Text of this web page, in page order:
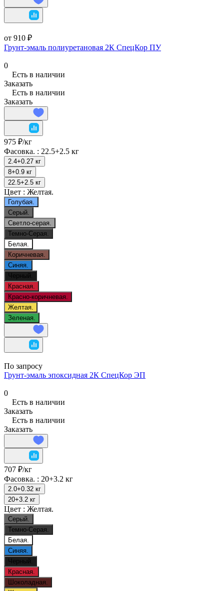
от 910 ₽
Грунт-эмаль полиуретановая 2К СпецКор ПУ
0
Есть в наличии
Заказать
Есть в наличии
Заказать
975 ₽/кг
Фасовка. : 22.5+2.5 кг
2.4+0.27 кг
8+0.9 кг
22.5+2.5 кг
Цвет : Желтая.
Голубая.
Серый.
Светло-серая.
Темно-Серая.
Белая.
Коричневая.
Синяя.
Черный.
Красная.
Красно-коричневая.
Желтая.
Зеленая.
По запросу
Грунт-эмаль эпоксидная 2К СпецКор ЭП
0
Есть в наличии
Заказать
Есть в наличии
Заказать
707 ₽/кг
Фасовка. : 20+3.2 кг
2.0+0.32 кг
20+3.2 кг
Цвет : Желтая.
Серый.
Темно-Серая.
Белая.
Синяя.
Черный.
Красная.
Шоколадная.